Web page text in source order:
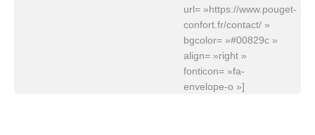
url= »https://www.pouget-
confort.fr/contact/ »
bgcolor= »#00829c »
align= »right »
fonticon= »fa-
envelope-o »]